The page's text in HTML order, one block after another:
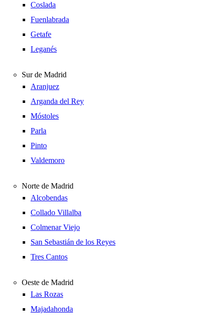
Coslada
Fuenlabrada
Getafe
Leganés
Sur de Madrid
Aranjuez
Arganda del Rey
Móstoles
Parla
Pinto
Valdemoro
Norte de Madrid
Alcobendas
Collado Villalba
Colmenar Viejo
San Sebastián de los Reyes
Tres Cantos
Oeste de Madrid
Las Rozas
Majadahonda